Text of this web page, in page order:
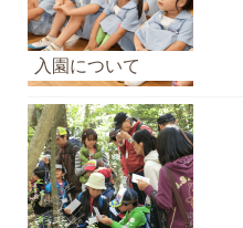
ー
カ
イ
ブ
入園について